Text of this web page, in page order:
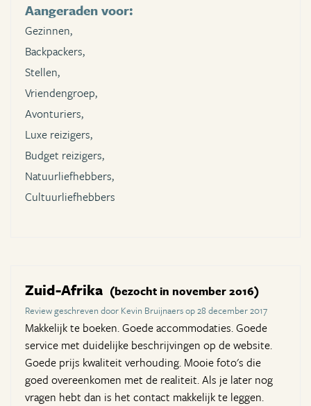
Aangeraden voor:
Gezinnen,
Backpackers,
Stellen,
Vriendengroep,
Avonturiers,
Luxe reizigers,
Budget reizigers,
Natuurliefhebbers,
Cultuurliefhebbers
Zuid-Afrika (bezocht in november 2016)
Review geschreven door Kevin Bruijnaers op 28 december 2017
Makkelijk te boeken. Goede accommodaties. Goede
service met duidelijke beschrijvingen op de website.
Goede prijs kwaliteit verhouding. Mooie foto's die
goed overeenkomen met de realiteit. Als je later nog
vragen hebt dan is het contact makkelijk te leggen.